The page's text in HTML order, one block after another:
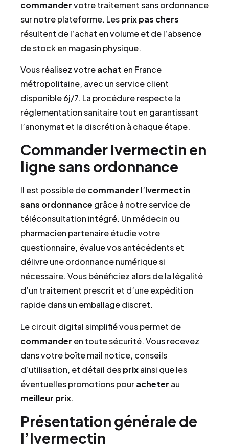
commandervotre traitement sans ordonnance
sur notre plateforme. Lesprixpas chers
résultent de l’achat en volume et de l’absence
de stock en magasin physique.
Vous réalisez votreachat en France
métropolitaine, avec un service client
disponible 6j/7. La procédure respecte la
réglementation sanitaire tout en garantissant
l’anonymat et la discrétion à chaque étape.
Commander Ivermectin en
ligne sans ordonnance
Il est possible decommander l’Ivermectin
sans ordonnance grâce à notre service de
téléconsultation intégré. Un médecin ou
pharmacien partenaire étudie votre
questionnaire, évalue vos antécédents et
délivre une ordonnance numérique si
nécessaire. Vous bénéficiez alors de la légalité
d’un traitement prescrit et d’une expédition
rapide dans un emballage discret.
Le circuit digital simplifié vous permet de
commander en toute sécurité. Vous recevez
dans votre boîte mail notice, conseils
d’utilisation, et détail desprixainsi que les
éventuelles promotions pouracheter au
meilleur prix.
Présentation générale de
l’Ivermectin